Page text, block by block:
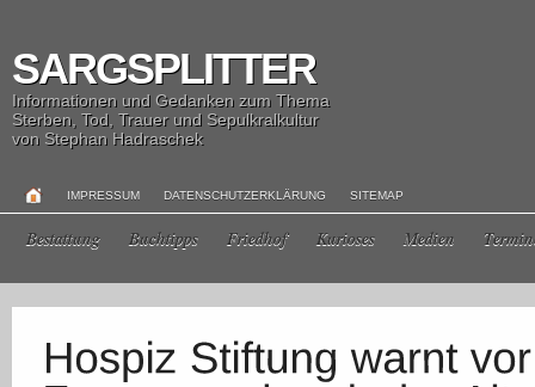
SARGSPLITTER
Informationen und Gedanken zum Thema
Sterben, Tod, Trauer und Sepulkralkultur
von Stephan Hadraschek
IMPRESSUM DATENSCHUTZERKLÄRUNG SITEMAP
Bestattung Buchtipps Friedhof Kurioses Medien